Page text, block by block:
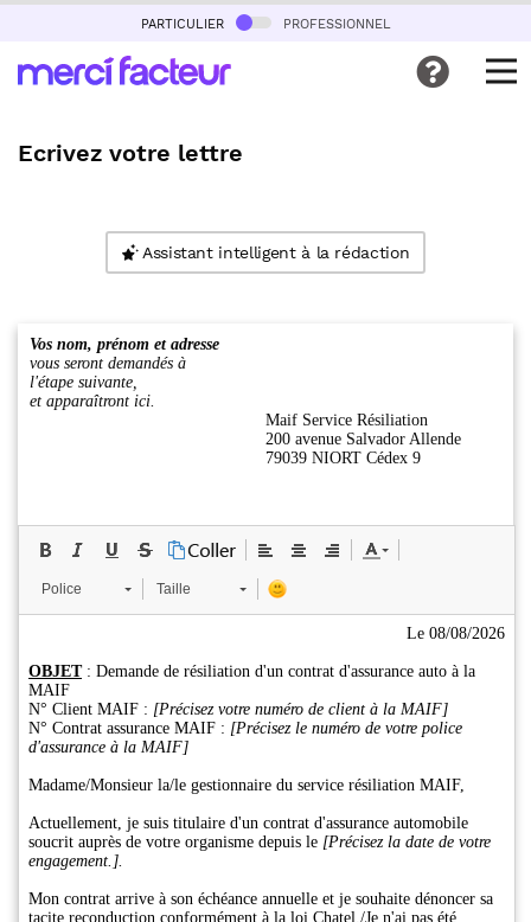
particulier professionnel
Ecrivez votre lettre
Assistant intelligent à la rédaction
Vos nom, prénom et adresse
vous seront demandés à
l'étape suivante,
et apparaîtront ici.
Maif Service Résiliation
200 avenue Salvador Allende
79039 NIORT Cédex 9
Police Taille